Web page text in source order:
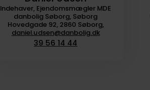
Indehaver, Ejendomsmægler MDE
danbolig Søborg, Søborg
Hovedgade 92, 2860 Søborg,
daniel.udsen@danbolig.dk
39 56 14 44